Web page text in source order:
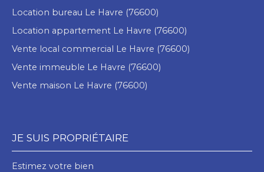
Location bureau Le Havre (76600)
Location appartement Le Havre (76600)
Vente local commercial Le Havre (76600)
Vente immeuble Le Havre (76600)
Vente maison Le Havre (76600)
JE SUIS PROPRIÉTAIRE
Estimez votre bien